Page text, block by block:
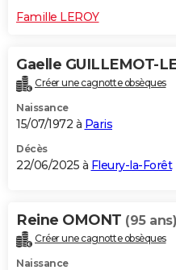
Famille LEROY
Gaelle GUILLEMOT-
Créer une cagnotte obsèques
Naissance
15/07/1972 à Paris
Décès
22/06/2025 à Fleury-la-Forêt
Reine OMONT (95 ans)
Créer une cagnotte obsèques
Naissance